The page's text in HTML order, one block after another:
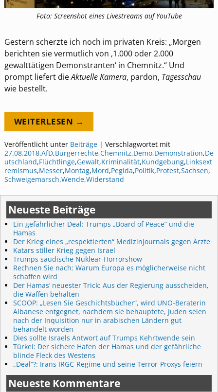
Foto: Screenshot eines Livestreams auf YouTube
Gestern scherzte ich noch im privaten Kreis: „Morgen
berichten sie vermutlich von ‚1.000 oder 2.000
gewalttätigen Demonstranten‘ in Chemnitz.“ Und
prompt liefert dieAktuelle Kamera, pardon, Tagesschau
wie bestellt.
WEITERLESEN →
Veröffentlicht unter Beiträge| Verschlagwortet mit
27.08.2018,AfD,Bürgerrechte,Chemnitz,Demo,Demonstration,De
utschland,Flüchtlinge,Gewalt,Kriminalität,Kundgebung,Linksext
remismus,Messer,Montag,Mord,Pegida,Politik,Protest,Sachsen,
Schweigemarsch,Wende,Widerstand
Neueste Beiträge
Ein gefährlicher Deal: Trumps „Board of Peace“ und die
Hamas
Der Krieg eines „respektierten“ Medizinjournals gegen Ärzte
Katars stiller Krieg gegen Israel
Trumps saudische Nuklear-Horrorshow
Rechnen Sie nach: Warum Europa es möglicherweise nicht
schaffen wird
Der Hamas‘ neuester Trick: Aus der Regierung ausscheiden,
die Waffen behalten
SCOOP: „Lesen Sie Geschichtsbücher“, wird UNO-Beraterin
Albanese entgegnet, nachdem sie behauptete, Juden seien
nach der Inquisition nur in arabischen Ländern gut
behandelt worden
Dies sollte Israels Antwort auf Trumps Kehrtwende sein
Türkei: Der sichere Hafen der Hamas und der gefährliche
blinde Fleck des Westens
„Deal“?: Irans IRGC-Regime und seine Terror-Proxys feiern
Neueste Kommentare